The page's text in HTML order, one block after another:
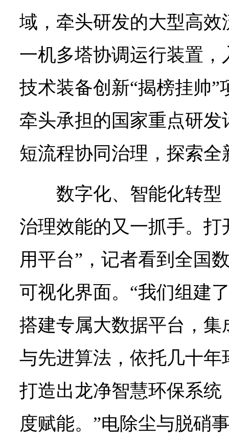
域，牵头研发的大型高
一机多塔协调运行装置
技术装备创新“揭榜挂帅
牵头承担的国家重点研
短流程协同治理，探索全
数字化、智能化转
治理效能的又一抓手。
用平台”，记者看到全国
可视化界面。“我们组建
搭建专属大数据平台，
与先进算法，依托几十
打造出龙净智慧环保系
度赋能。”电除尘与脱硝